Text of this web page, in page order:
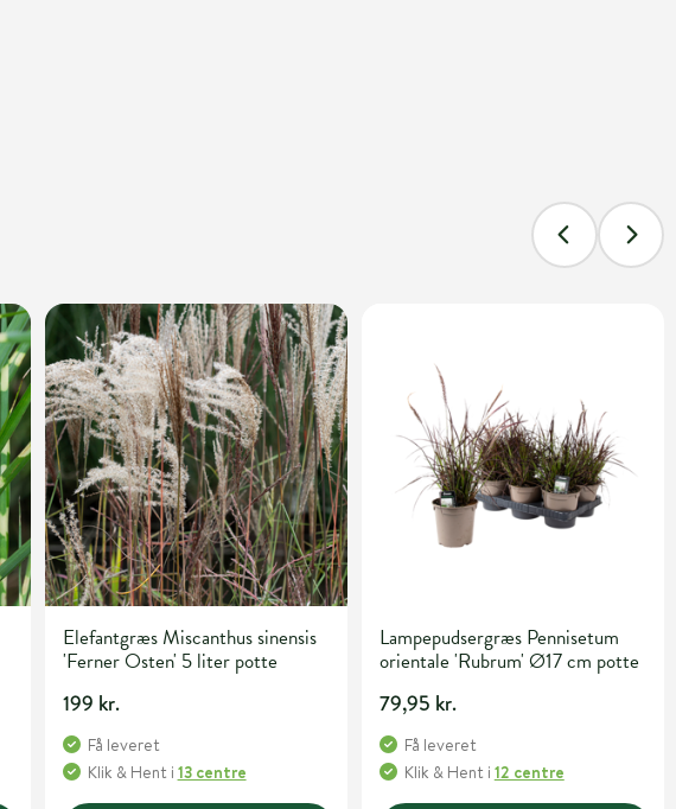
Elefantgræs Miscanthus sinensis
'Ferner Osten' 5 liter potte
199 kr.
Få leveret
Klik & Hent i 13 centre
Lampepudsergræs Pennisetum
orientale 'Rubrum' Ø17 cm potte
79,95 kr.
Få leveret
Klik & Hent i 12 centre